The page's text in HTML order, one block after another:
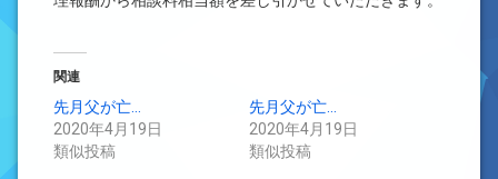
関連
先月父が亡…
2020年4月19日
類似投稿
先月父が亡…
2020年4月19日
類似投稿